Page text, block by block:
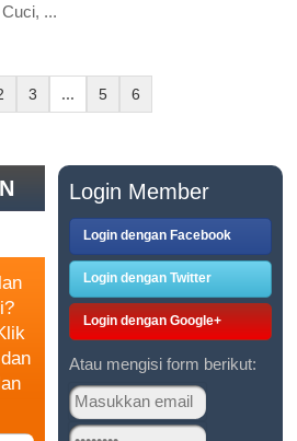
...
3 ... 5 6
Login Member
Login dengan Facebook
Login dengan Twitter
Login dengan Google+
Atau mengisi form berikut: